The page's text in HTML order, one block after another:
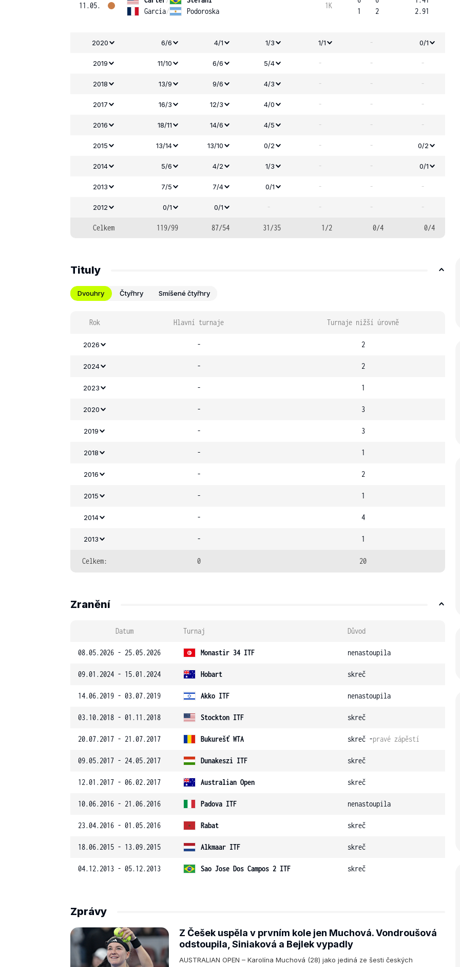
11.05.
Garcia/ Podoroska
1K
1
2
2.91
2020 6/6 4/1 1/3 1/1 - 0/1
2019 11/10 6/6 5/4 - - -
2018 13/9 9/6 4/3 - - -
2017 16/3 12/3 4/0 - - -
2016 18/11 14/6 4/5 - - -
2015 13/14 13/10 0/2 - - 0/2
2014 5/6 4/2 1/3 - - 0/1
2013 7/5 7/4 0/1 - - -
2012 0/1 0/1 - - - -
Celkem 119/99 87/54 31/35 1/2 0/4 0/4
Tituly
Dvouhry Čtyřhry Smíšené čtyřhry
Rok Hlavní turnaje Turnaje nižší úrovně
2026 - 2
2024 - 2
2023 - 1
2020 - 3
2019 - 3
2018 - 1
2016 - 2
2015 - 1
2014 - 4
2013 - 1
Celkem: 0 20
Zranění
Datum Turnaj Důvod
08.05.2026 - 25.05.2026 Monastir 34 ITF nenastoupila
09.01.2024 - 15.01.2024 Hobart skreč
14.06.2019 - 03.07.2019 Akko ITF nenastoupila
03.10.2018 - 01.11.2018 Stockton ITF skreč
20.07.2017 - 21.07.2017 Bukurešť WTA skreč -pravé zápěstí
09.05.2017 - 24.05.2017 Dunakeszi ITF skreč
12.01.2017 - 06.02.2017 Australian Open skreč
10.06.2016 - 21.06.2016 Padova ITF nenastoupila
23.04.2016 - 01.05.2016 Rabat skreč
18.06.2015 - 13.09.2015 Alkmaar ITF skreč
04.12.2013 - 05.12.2013 Sao Jose Dos Campos 2 ITF skreč
Zprávy
Z Češek uspěla v prvním kole jen Muchová. Vondroušová
odstoupila, Siniaková a Bejlek vypadly
AUSTRALIAN OPEN – Karolína Muchová (28) jako jediná ze šesti českých